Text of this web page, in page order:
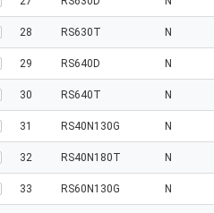
28 RS630T N
29 RS640D N
30 RS640T N
31 RS40N130G N
32 RS40N180T N
33 RS60N130G N